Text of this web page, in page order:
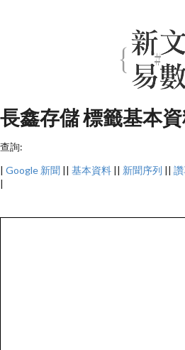
長鑫存儲 標籤基本資
查詢:
| Google 新聞 || 基本資料 || 新聞序列 ||
|